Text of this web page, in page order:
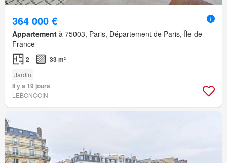
364 000 €
Appartement à 75003, Paris, Département de Paris, Île-de-
France
2 33 m²
Jardin
Il y a 19 jours
LEBONCOIN